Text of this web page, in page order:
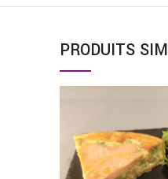
PRODUITS